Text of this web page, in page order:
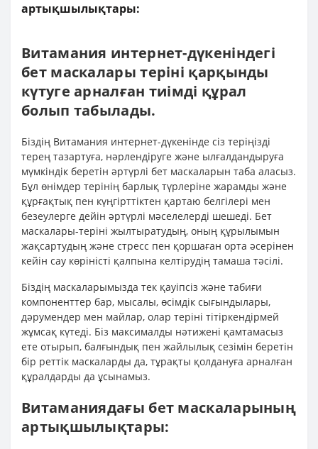
артықшылықтары:
Витамания интернет-дүкеніндегі
бет маскалары теріні қарқынды
күтуге арналған тиімді құрал
болып табылады.
Біздің Витамания интернет-дүкенінде сіз теріңізді
терең тазартуға, нәрлендіруге және ылғалдандыруға
мүмкіндік беретін әртүрлі бет маскаларын таба аласыз.
Бұл өнімдер терінің барлық түрлеріне жарамды және
құрғақтық пен күңгірттіктен қартаю белгілері мен
безеулерге дейін әртүрлі мәселелерді шешеді. Бет
маскалары-теріні жылтыратудың, оның құрылымын
жақсартудың және стресс пен қоршаған орта әсерінен
кейін сау көріністі қалпына келтірудің тамаша тәсілі.
Біздің маскаларымызда тек қауіпсіз және табиғи
компоненттер бар, мысалы, өсімдік сығындылары,
дәрумендер мен майлар, олар теріні тітіркендірмей
жұмсақ күтеді. Біз максималды нәтижені қамтамасыз
ете отырып, балғындық пен жайлылық сезімін беретін
бір реттік маскаларды да, тұрақты қолдануға арналған
құралдарды да ұсынамыз.
Витаманиядағы бет маскаларының
артықшылықтары: